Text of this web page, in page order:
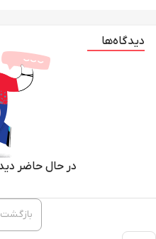
دیدگاه‌ها
در حال حاضر
بازگشت